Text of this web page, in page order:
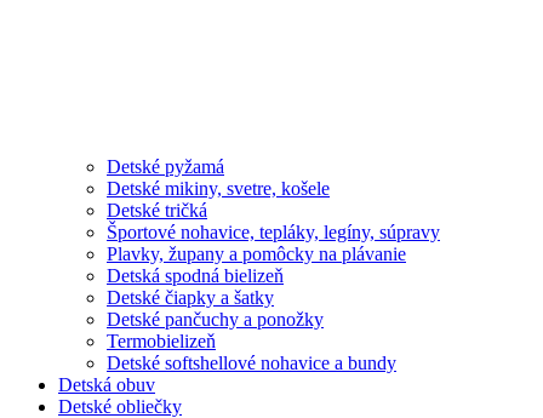
Detské pyžamá
Detské mikiny, svetre, košele
Detské tričká
Športové nohavice, tepláky, legíny, súpravy
Plavky, župany a pomôcky na plávanie
Detská spodná bielizeň
Detské čiapky a šatky
Detské pančuchy a ponožky
Termobielizeň
Detské softshellové nohavice a bundy
Detská obuv
Detské obliečky